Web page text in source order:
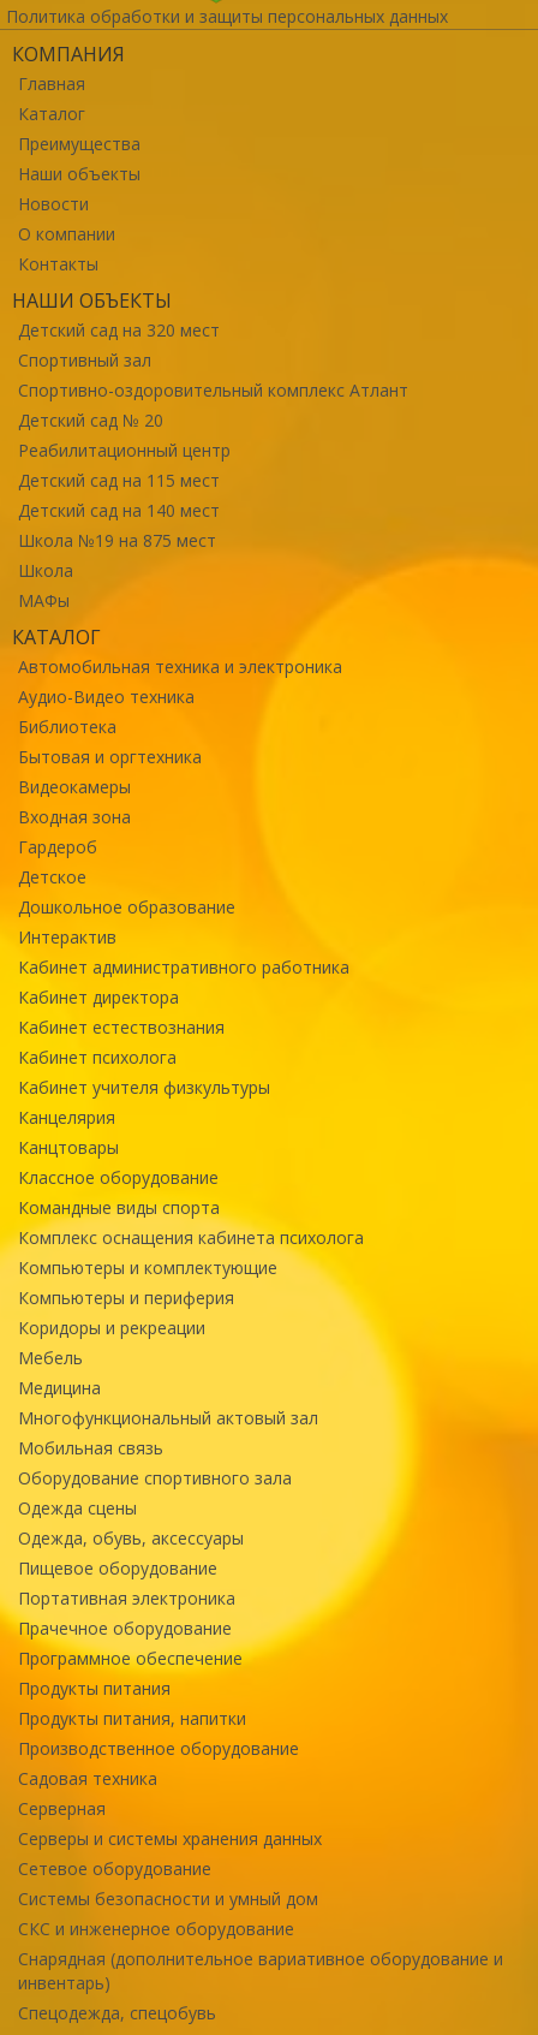
Политика обработки и защиты персональных данных
КОМПАНИЯ
Главная
Каталог
Преимущества
Наши объекты
Новости
О компании
Контакты
НАШИ ОБЪЕКТЫ
Детский сад на 320 мест
Спортивный зал
Спортивно-оздоровительный комплекс Атлант
Детский сад № 20
Реабилитационный центр
Детский сад на 115 мест
Детский сад на 140 мест
Школа №19 на 875 мест
Школа
МАФы
КАТАЛОГ
Автомобильная техника и электроника
Аудио-Видео техника
Библиотека
Бытовая и оргтехника
Видеокамеры
Входная зона
Гардероб
Детское
Дошкольное образование
Интерактив
Кабинет административного работника
Кабинет директора
Кабинет естествознания
Кабинет психолога
Кабинет учителя физкультуры
Канцелярия
Канцтовары
Классное оборудование
Командные виды спорта
Комплекс оснащения кабинета психолога
Компьютеры и комплектующие
Компьютеры и периферия
Коридоры и рекреации
Мебель
Медицина
Многофункциональный актовый зал
Мобильная связь
Оборудование спортивного зала
Одежда сцены
Одежда, обувь, аксессуары
Пищевое оборудование
Портативная электроника
Прачечное оборудование
Программное обеспечение
Продукты питания
Продукты питания, напитки
Производственное оборудование
Садовая техника
Серверная
Серверы и системы хранения данных
Сетевое оборудование
Системы безопасности и умный дом
СКС и инженерное оборудование
Снарядная (дополнительное вариативное оборудование и
инвентарь)
Спецодежда, спецобувь